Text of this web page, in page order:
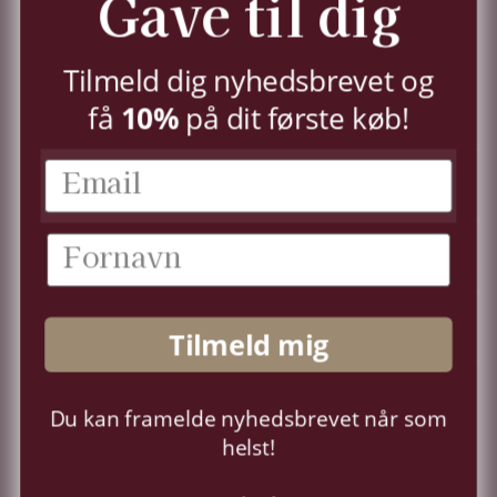
TILMELD
OM OS
Sprog
Dansk
Tilmeld dig nyhedsbrevet og
få 10%på dit første køb!
Tilmeld mig
Du kan framelde nyhedsbrevet når som
helst!